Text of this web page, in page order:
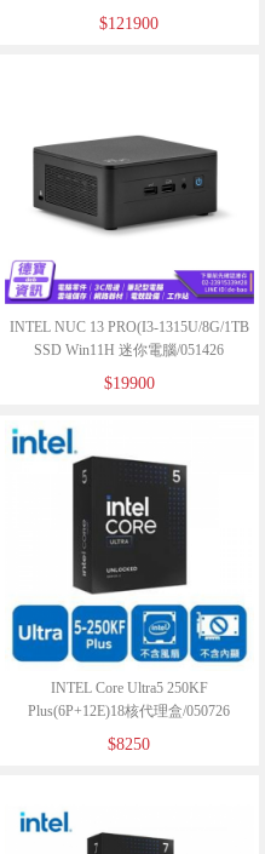
$121900
INTEL NUC 13 PRO(I3-1315U/8G/1TB
SSD Win11H 迷你電腦/051426
$19900
INTEL Core Ultra5 250KF
Plus(6P+12E)18核代理盒/050726
$8250